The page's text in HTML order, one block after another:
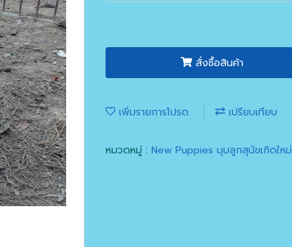
สั่งซื้อสินค้า
เพิ่มรายการโปรด เปรียบเทียบ
หมวดหมู่ : New Puppies มุมลูกสุนัขเกิดใหม่